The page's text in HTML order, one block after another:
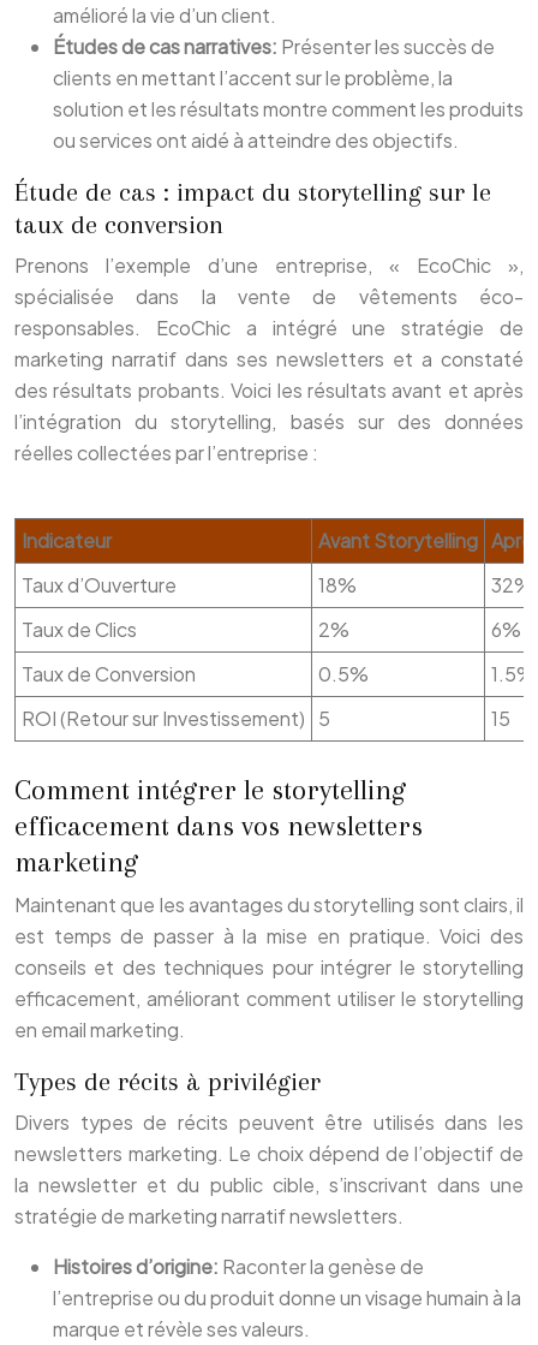
amélioré la vie d’un client.
Études de cas narratives: Présenter les succès de
clients en mettant l’accent sur le problème, la
solution et les résultats montre comment les produits
ou services ont aidé à atteindre des objectifs.
Étude de cas : impact du storytelling sur le
taux de conversion
Prenons l’exemple d’une entreprise, « EcoChic »,
spécialisée dans la vente de vêtements éco-
responsables. EcoChic a intégré une stratégie de
marketing narratif dans ses newsletters et a constaté
des résultats probants. Voici les résultats avant et après
l’intégration du storytelling, basés sur des données
réelles collectées par l’entreprise :
Indicateur Avant Storytelling
Taux d’Ouverture
18%
32%
Taux de Clics
2%
6%
Taux de Conversion
0.5%
1.5%
ROI (Retour sur Investissement)
5 15
Comment intégrer le storytelling
efficacement dans vos newsletters
marketing
Maintenant que les avantages du storytelling sont clairs, il
est temps de passer à la mise en pratique. Voici des
conseils et des techniques pour intégrer le storytelling
efficacement, améliorant comment utiliser le storytelling
en email marketing.
Types de récits à privilégier
Divers types de récits peuvent être utilisés dans les
newsletters marketing. Le choix dépend de l’objectif de
la newsletter et du public cible, s’inscrivant dans une
stratégie de marketing narratif newsletters.
Histoires d’origine: Raconter la genèse de
l’entreprise ou du produit donne un visage humain à la
marque et révèle ses valeurs.